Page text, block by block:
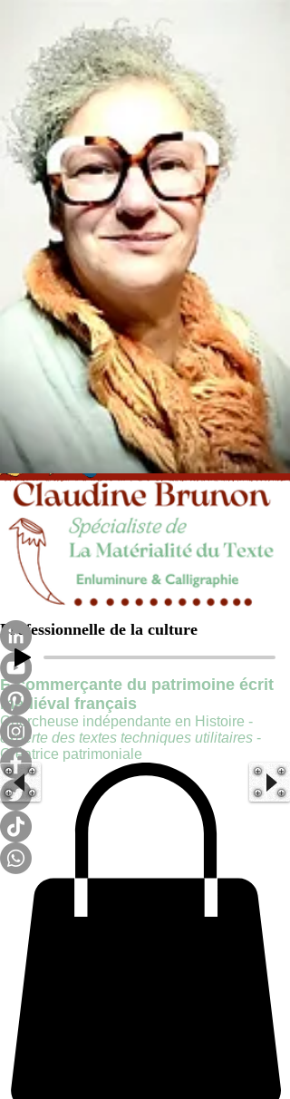
Professionnelle de la culture
E-commerçante du patrimoine écrit
médiéval français
Chercheuse indépendante en Histoire -
experte des textes techniques utilitaires -
Créatrice patrimoniale